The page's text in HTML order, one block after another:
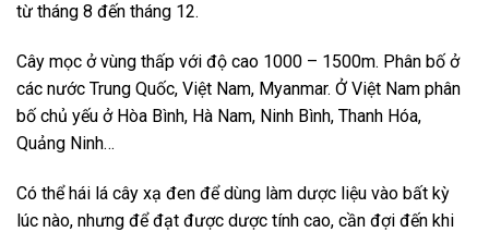
từ tháng 8 đến tháng 12.
Cây mọc ở vùng thấp với độ cao 1000 – 1500m. Phân bố ở
các nước Trung Quốc, Việt Nam, Myanmar. Ở Việt Nam phân
bố chủ yếu ở Hòa Bình, Hà Nam, Ninh Bình, Thanh Hóa,
Quảng Ninh…
Có thể hái lá cây xạ đen để dùng làm dược liệu vào bất kỳ
lúc nào, nhưng để đạt được dược tính cao, cần đợi đến khi